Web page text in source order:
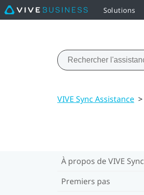
Solutions
VIVE Sync Assistance >
À propos de VIVE Sync
Premiers pas